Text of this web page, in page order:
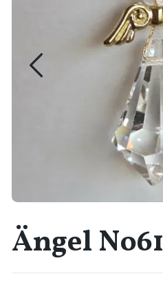
Ängel No61